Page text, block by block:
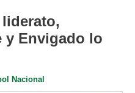
y Envigado lo
Nacional